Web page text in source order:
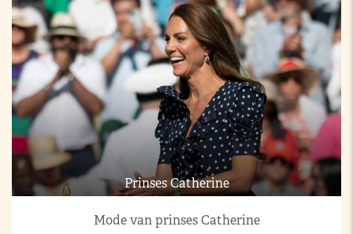
Prinses Catherine
Mode van prinses Catherine